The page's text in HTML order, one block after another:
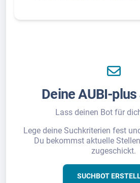
Deine AUBI-
Lass deinen Bot für
Lege deine Suchkriterien fest
Du bekommst aktuelle
zugeschickt.
SUCHBOT